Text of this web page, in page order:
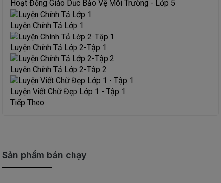
Hoạt Động Giáo Dục Bảo Vệ Môi Trường - Lớp 5
Luyện Chính Tả Lớp 1
Luyện Chính Tả Lớp 2-Tập 1
Luyện Chính Tả Lớp 2-Tập 2
Luyện Viết Chữ Đẹp Lớp 1 - Tập 1
Tiếp Theo
Sản phẩm bán chạy